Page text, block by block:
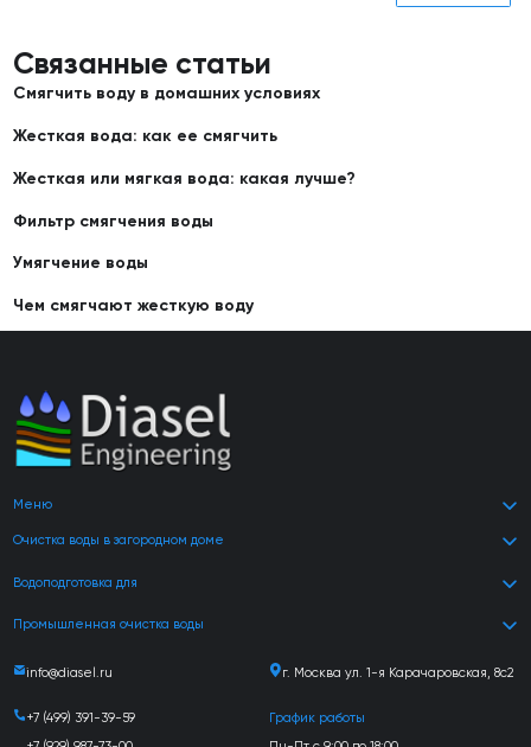
Связанные статьи
Смягчить воду в домашних условиях
Жесткая вода: как ее смягчить
Жесткая или мягкая вода: какая лучше?
Фильтр смягчения воды
Умягчение воды
Чем смягчают жесткую воду
Меню
Очистка воды в загородном доме
Водоподготовка для
Промышленная очистка воды
info@diasel.ru г. Москва ул. 1-я Карачаровская, 8с2
+7 (499) 391-39-59
График работы